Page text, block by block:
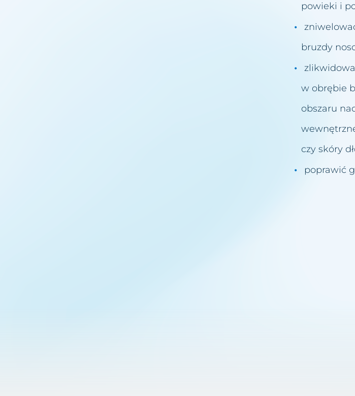
powieki i
bruzdy
w obrębie
obszaru
czy skóry
poprawić